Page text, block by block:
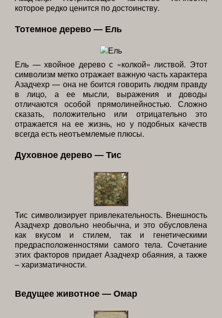
которое редко ценится по достоинству.
Тотемное дерево — Ель
Ель — хвойное дерево с «колкой» листвой. Этот
символизм метко отражает важную часть характера
Азадчехр — она не боится говорить людям правду
в лицо, а ее мысли, выражения и доводы
отличаются особой прямолинейностью. Сложно
сказать, положительно или отрицательно это
отражается на ее жизнь, но у подобных качеств
всегда есть неотъемлемые плюсы.
Духовное дерево — Тис
Тис символизирует привлекательность. Внешность
Азадчехр довольно необычна, и это обусловлена
как вкусом и стилем, так и генетическими
предрасположенностями самого тела. Сочетание
этих факторов придает Азадчехр обаяния, а также
– харизматичности.
Ведущее животное — Омар